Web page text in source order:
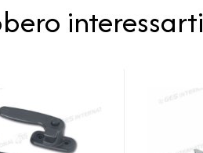
interessarti